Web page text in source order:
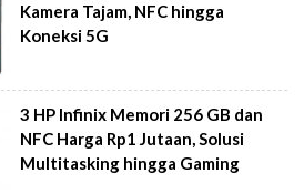
Kamera Tajam, NFC hingga
Koneksi 5G
3 HP Infinix Memori 256 GB dan
NFC Harga Rp1 Jutaan, Solusi
Multitasking hingga Gaming